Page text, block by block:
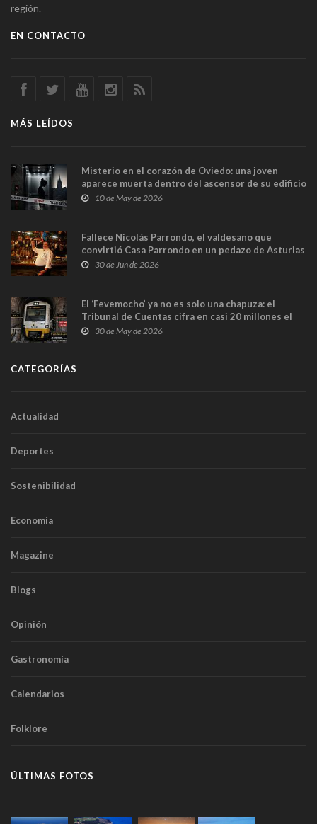
región.
EN CONTACTO
MÁS LEÍDOS
Misterio en el corazón de Oviedo: una joven
aparece muerta dentro del ascensor de su edificio
y las cámaras captan sus últimos minutos
10 de May de 2026
Fallece Nicolás Parrondo, el valdesano que
convirtió Casa Parrondo en un pedazo de Asturias
en Madrid
30 de Jun de 2026
El ‘Fevemocho’ ya no es solo una chapuza: el
Tribunal de Cuentas cifra en casi 20 millones el
sobrecoste de los trenes que no cabían por los
30 de May de 2026
CATEGORÍAS
Actualidad
Deportes
Sostenibilidad
Economía
Magazine
Blogs
Opinión
Gastronomía
Calendarios
Folklore
ÚLTIMAS FOTOS